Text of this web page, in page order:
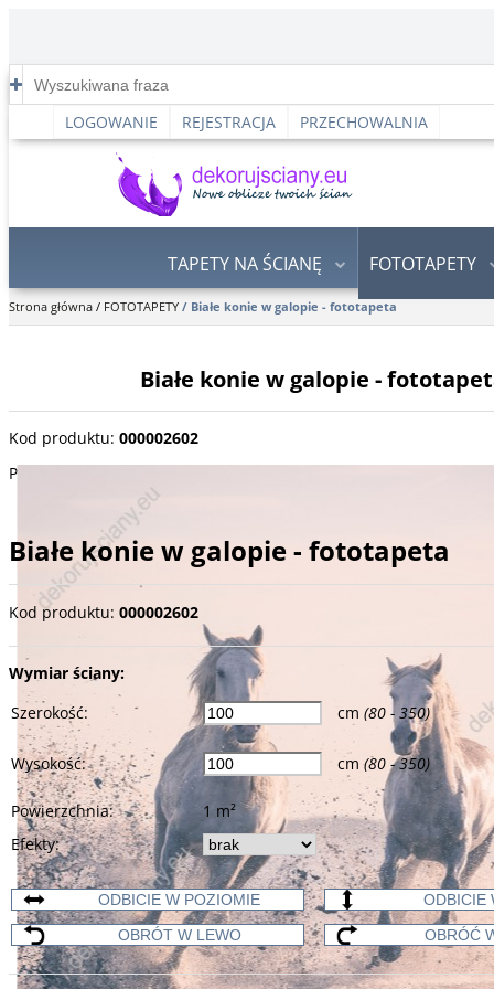
LOGOWANIE REJESTRACJA PRZECHOWALNIA
TAPETY NA ŚCIANĘ FOTOTAPETY
Strona główna / FOTOTAPETY / Białe konie w galopie - fototapeta
Białe konie w galopie -
Kod produktu: 000002602
Piękne białe konie galopujące po wodzie, w promieniach
Białe konie w galopie - fototapeta
Kod produktu: 000002602
Wymiar ściany:
Szerokość: cm (80 - 350)
Wysokość: cm(80 - 350)
Powierzchnia: 1 m²
Efekty:
ODBICIE W POZIOMIE
ODBICIE
OBRÓT W LEWO
OBRÓĆ